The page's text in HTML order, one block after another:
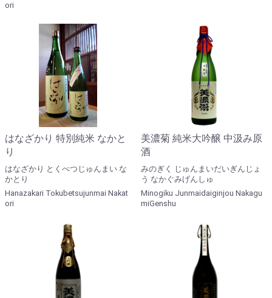
ori
はなざかり 特別純米 なかと
り
はなざかり とくべつじゅんまい な
かとり
Hanazakari Tokubetsujunmai Nakat
ori
美濃菊 純米大吟醸 中汲み原
酒
みのぎく じゅんまいだいぎんじょ
う なかぐみげんしゅ
Minogiku Junmaidaiginjou Nakagu
miGenshu